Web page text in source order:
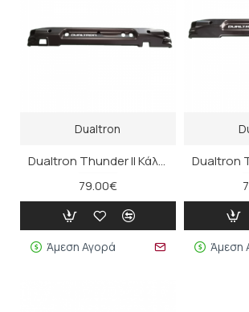
Dualtron
Dualtron Thunder II Κάλυμμα αριστερής πλευράς (κενό)
79.00€
Άμεση Αγορά Άμεση